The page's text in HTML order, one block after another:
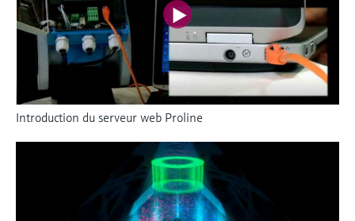
Introduction du serveur web Proline